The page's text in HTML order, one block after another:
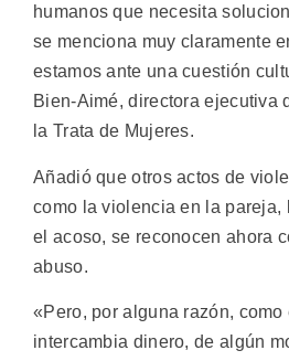
humanos que necesita
se menciona muy claramente
estamos ante una cuestión
Bien-Aimé, directora ejecutiva
la Trata de Mujeres.
Añadió que otros actos de
como la violencia en la
el acoso, se reconocen ahora
abuso.
«Pero, por alguna razón,
intercambia dinero, de algún